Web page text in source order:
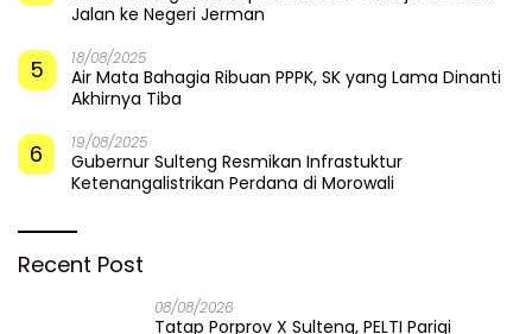
Jalan ke Negeri Jerman
5 18/08/2025
Air Mata Bahagia Ribuan PPPK, SK yang Lama Dinanti
Akhirnya Tiba
6 19/08/2025
Gubernur Sulteng Resmikan Infrastuktur
Ketenangalistrikan Perdana di Morowali
Recent Post
08/08/2026
Tatap Porprov X Sulteng, PELTI Parigi